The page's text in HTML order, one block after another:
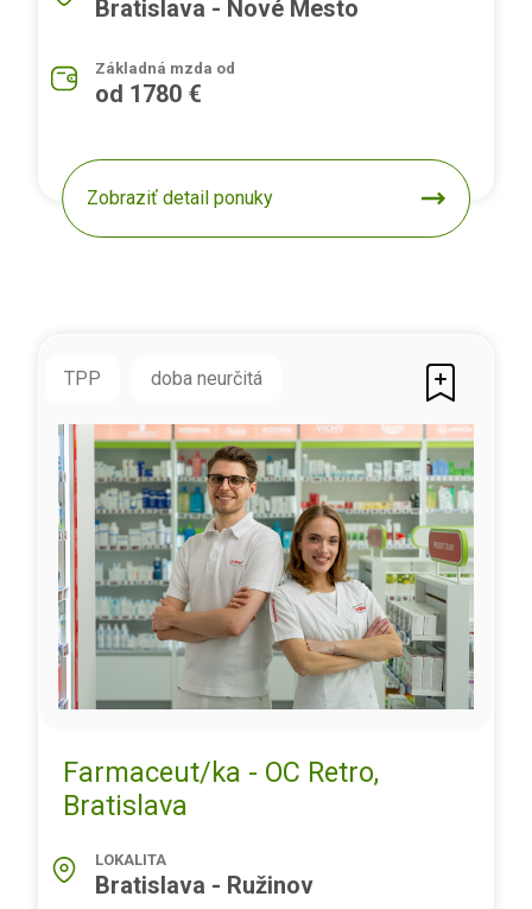
Bratislava - Nové Mesto
Základná mzda od
od 1780 €
Zobraziť detail ponuky
TPP doba neurčitá
Farmaceut/ka - OC Retro,
Bratislava
LOKALITA
Bratislava - Ružinov